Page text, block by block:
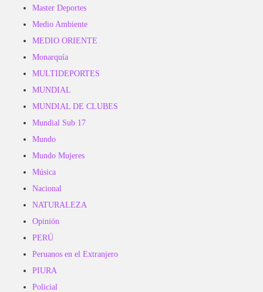
Master Deportes
Medio Ambiente
MEDIO ORIENTE
Monarquía
MULTIDEPORTES
MUNDIAL
MUNDIAL DE CLUBES
Mundial Sub 17
Mundo
Mundo Mujeres
Música
Nacional
NATURALEZA
Opinión
PERÚ
Peruanos en el Extranjero
PIURA
Policial